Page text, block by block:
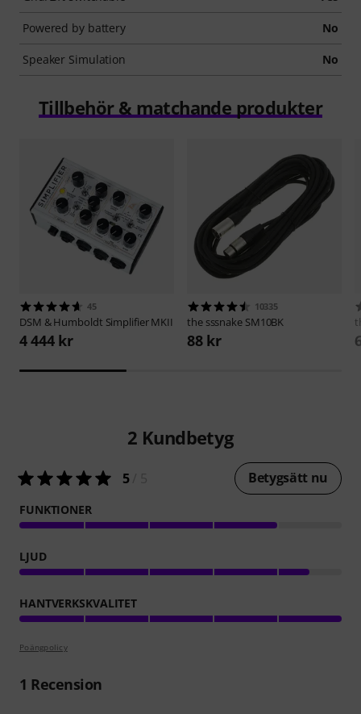
Powered by battery No
Speaker Simulation No
Tillbehör & matchande produkter
45
DSM & Humboldt Simplifier MKII
4 444 kr
10335
the sssnake SM10BK
88 kr
2 Kundbetyg
5/ 5 Betygsätt nu
FUNKTIONER
LJUD
HANTVERKSKVALITET
Poängpolicy
1 Recension